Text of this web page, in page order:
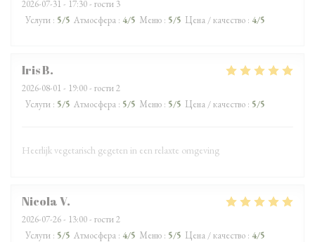
2026-07-31 - 17:30 - гости 3
Услуги : 5/5 Атмосфера : 4/5 Меню : 5/5 Цена / качество : 4/5
IrisB
2026-08-01 - 19:00 - гости 2
Услуги : 5/5 Атмосфера : 5/5 Меню : 5/5 Цена / качество : 5/5
Heerlijk vegetarisch gegeten in een relaxte omgeving
NicolaV
2026-07-26 - 13:00 - гости 2
Услуги : 5/5 Атмосфера : 4/5 Меню : 5/5 Цена / качество : 4/5